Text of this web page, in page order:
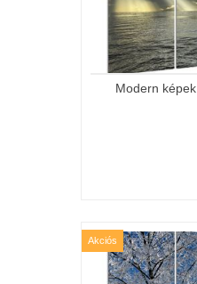
Modern képek
Akciós